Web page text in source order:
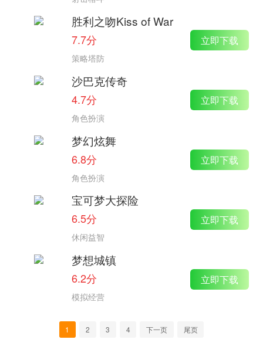
胜利之吻Kiss of War
7.7分
策略塔防
立即下载
沙巴克传奇
4.7分
角色扮演
立即下载
梦幻炫舞
6.8分
角色扮演
立即下载
宝可梦大探险
6.5分
休闲益智
立即下载
梦想城镇
6.2分
模拟经营
立即下载
1 2 3 4 下一页 尾页